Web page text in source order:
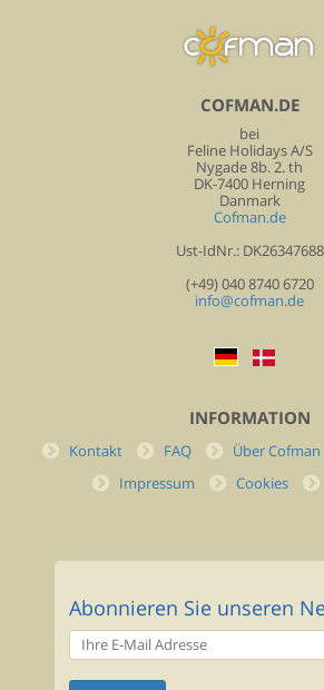
COFMAN.DE
bei
Feline Holidays A/S
Nygade 8b. 2. th
DK-7400 Herning
Danmark
Cofman.de
Ust-IdNr.: DK26347688
(+49) 040 8740 6720
info@cofman.de
INFORMATION
Kontakt FAQ Über Cofman
Impressum
Cookies
Abonnieren Sie unseren